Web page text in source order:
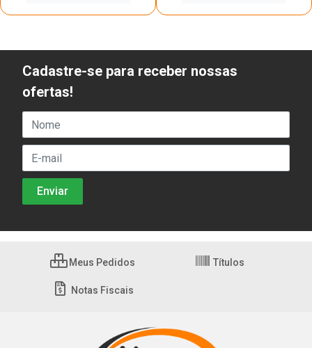
Cadastre-se para receber nossas
ofertas!
Meus Pedidos Títulos
Notas Fiscais